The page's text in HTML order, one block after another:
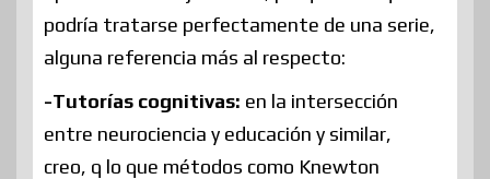
podría tratarse perfectamente de una serie,
alguna referencia más al respecto:
-Tutorías cognitivas: en la intersección
entre neurociencia y educación y similar,
creo, q lo que métodos como Knewton